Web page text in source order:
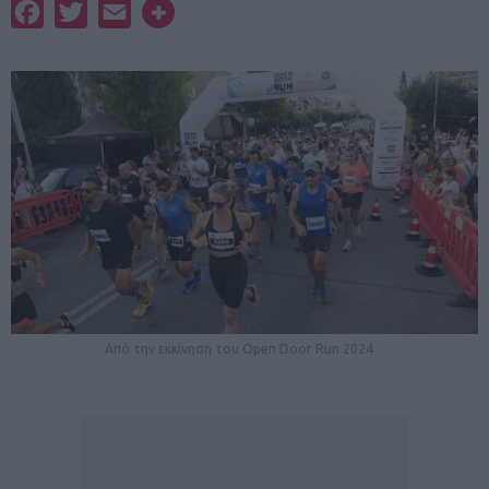
FacebookTwitterEmail
Από την εκκίνηση του Open Door Run 2024